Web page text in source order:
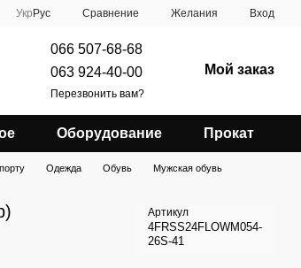
Укр Рус Сравнение Желания Вход
066 507-68-68
063 924-40-00
Перезвонить вам?
Мой заказ
Оборудование Прокат
Одежда Обувь
Мужская обувь
Артикул
4FRSS24FLOWM054-
26S-41